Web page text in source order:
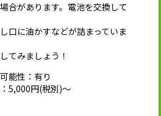
合があります。電池を交換して
口に油かすなどが詰まっていま
てみましょう！
能性：有り
5,000円(税別)～